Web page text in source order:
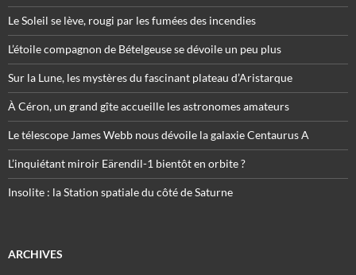
Le Soleil se lève, rougi par les fumées des incendies
L’étoile compagnon de Bételgeuse se dévoile un peu plus
Sur la Lune, les mystères du fascinant plateau d’Aristarque
À Céron, un grand gîte accueille les astronomes amateurs
Le télescope James Webb nous dévoile la galaxie Centaurus A
L’inquiétant miroir Eärendil-1 bientôt en orbite ?
Insolite : la Station spatiale du côté de Saturne
ARCHIVES